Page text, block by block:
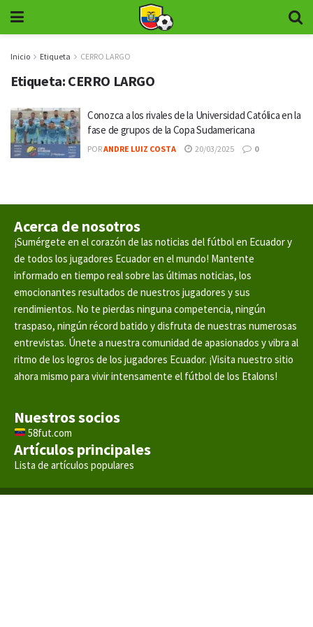
Inicio Etiqueta CERRO LARGO
Etiqueta: CERRO LARGO
Conozca a los rivales de la Universidad Católica en la
fase de grupos de la Copa Sudamericana
PORANDRE LUIZ COSTA 20/03/2025 0
Acerca de nosotros
¡Sumérgete en el corazón de las noticias del fútbol en Ecuador y
de todos los jugadores Ecuador en el mundo! Mantente
informado en tiempo real sobre las últimas noticias, los
emocionantes resultados de nuestros jugadores y sus
rendimientos. No te pierdas ninguna competencia, ningún
traspaso, ningún récord batido y disfruta de nuestras numerosas
entrevistas. Únete a nuestra comunidad de apasionados y vibra al
ritmo de los logros de los jugadores Ecuador. ¡Visita nuestro sitio
ahora mismo para vivir intensamente el fútbol de los Etalons!
Nuestros socios
58fut.com
Artículos principales
Lista de artículos populares